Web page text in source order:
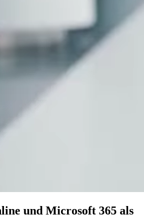
und Microsoft 365 als